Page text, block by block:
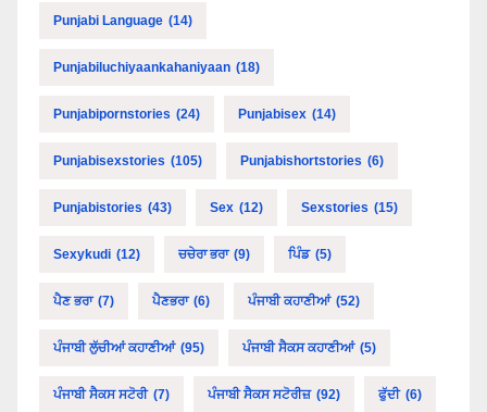
Punjabi Language (14)
Punjabiluchiyaankahaniyaan (18)
Punjabipornstories (24) Punjabisex (14)
Punjabisexstories (105) Punjabishortstories (6)
Punjabistories (43) Sex (12) Sexstories (15)
Sexykudi (12) ਚਚੇਰਾ ਭਰਾ (9) ਪਿੰਡ (5)
ਪੈਣ ਭਰਾ (7) ਪੈਣਭਰਾ (6) ਪੰਜਾਬੀ ਕਹਾਣੀਆਂ (52)
ਪੰਜਾਬੀ ਲੁੱਚੀਆਂ ਕਹਾਣੀਆਂ (95) ਪੰਜਾਬੀ ਸੈਕਸ ਕਹਾਣੀਆਂ (5)
ਪੰਜਾਬੀ ਸੈਕਸ ਸਟੋਰੀ (7) ਪੰਜਾਬੀ ਸੈਕਸ ਸਟੋਰੀਜ਼ (92) ਫੁੱਦੀ (6)